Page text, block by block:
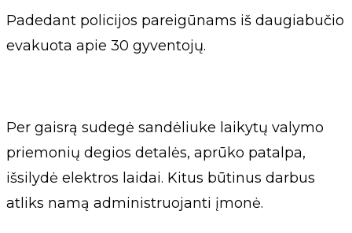
Padedant policijos pareigūnams iš daugiabučio
evakuota apie 30 gyventojų.
Per gaisrą sudegė sandėliuke laikytų valymo
priemonių degios detalės, aprūko patalpa,
išsilydė elektros laidai. Kitus būtinus darbus
atliks namą administruojanti įmonė.